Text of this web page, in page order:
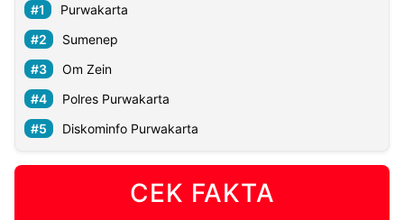
Purwakarta
Sumenep
Om Zein
Polres Purwakarta
Diskominfo Purwakarta
CEK FAKTA